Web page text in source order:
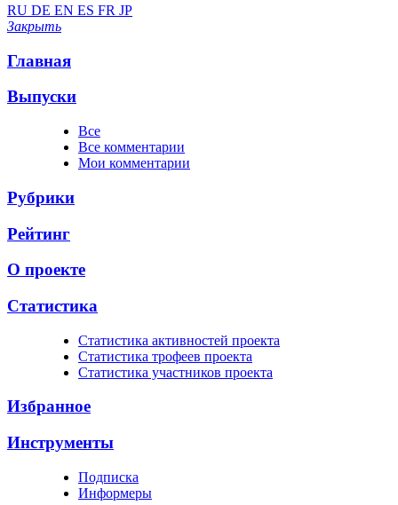
RU DE EN ES FR JP
Закрыть
Главная
Выпуски
Все
Все комментарии
Мои комментарии
Рубрики
Рейтинг
О проекте
Статистика
Cтатистика активностей проекта
Cтатистика трофеев проекта
Cтатистика участников проекта
Избранное
Инструменты
Подписка
Информеры